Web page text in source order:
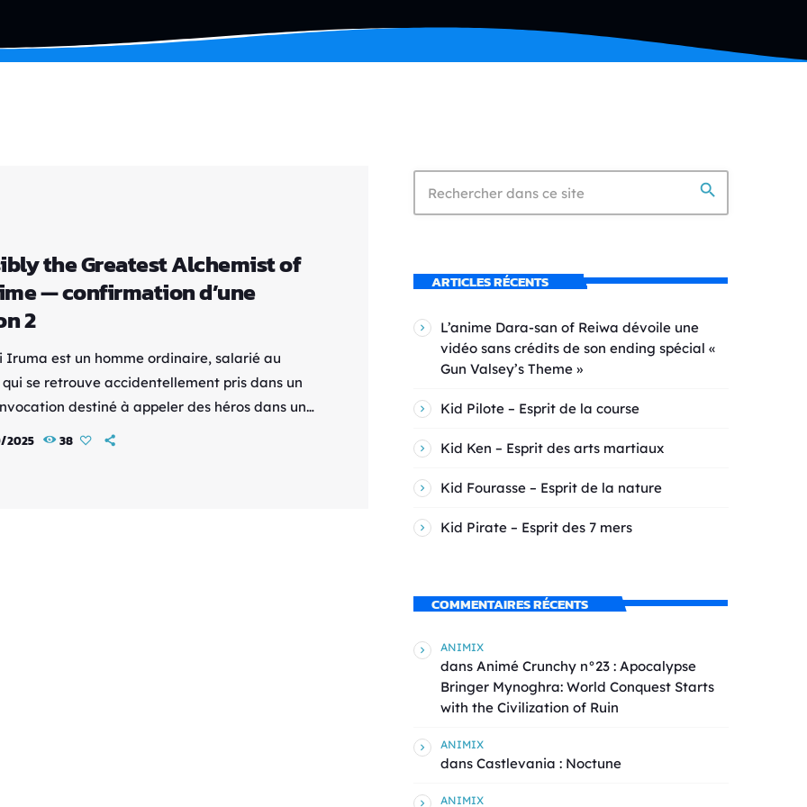
the Greatest Alchemist of
— confirmation d’une
2
Iruma est un homme ordinaire, salarié au
se retrouve accidentellement pris dans un
destiné à appeler des héros dans un
nommé Mildgard. Parce qu’il
2025 38
search
ARTICLES RÉCENTS
L’anime Dara-san of Reiwa dévoile une
vidéo sans crédits de son ending spécial «
Gun Valsey’s Theme »
Kid Pilote – Esprit de la course
Kid Ken – Esprit des arts martiaux
Kid Fourasse – Esprit de la nature
Kid Pirate – Esprit des 7 mers
COMMENTAIRES RÉCENTS
ANIMIX
dans Animé Crunchy n°23 : Apocalypse
Bringer Mynoghra: World Conquest Starts
with the Civilization of Ruin
ANIMIX
dans Castlevania : Noctune
ANIMIX